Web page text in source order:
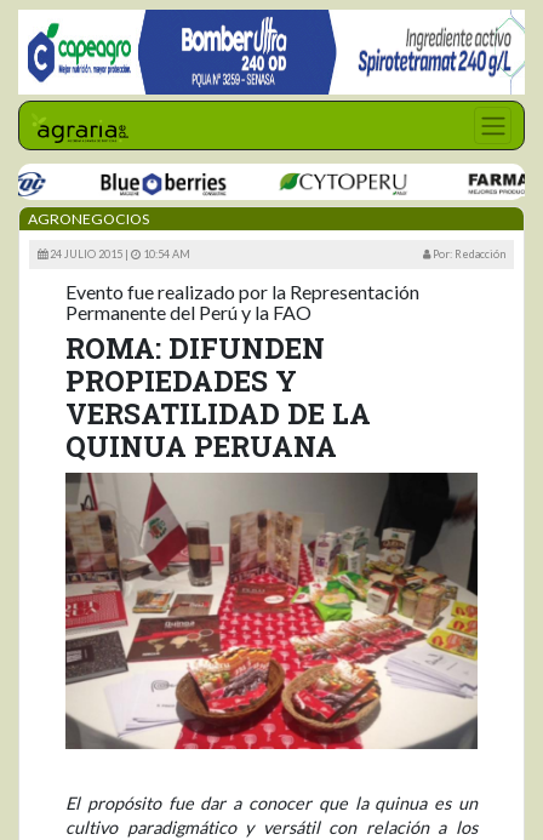
AGRONEGOCIOS
24 JULIO 2015 | 10:54 AM Por: Redacción
Evento fue realizado por la Representación
Permanente del Perú y la FAO
ROMA: DIFUNDEN
PROPIEDADES Y
VERSATILIDAD DE LA
QUINUA PERUANA
El propósito fue dar a conocer que la quinua es un
cultivo paradigmático y versátil con relación a los